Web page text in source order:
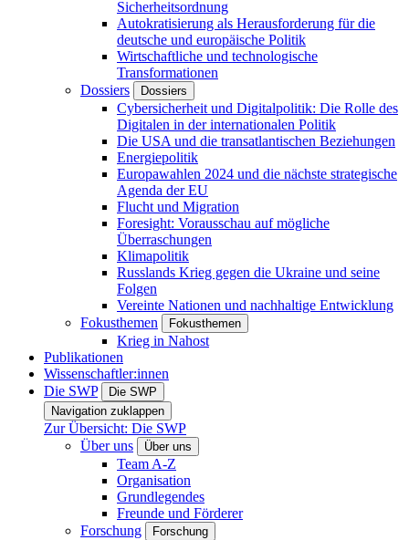
Sicherheitsordnung
Autokratisierung als Herausforderung für die
deutsche und europäische Politik
Wirtschaftliche und technologische
Transformationen
Dossiers
Dossiers
Cybersicherheit und Digitalpolitik: Die Rolle des
Digitalen in der internationalen Politik
Die USA und die transatlantischen Beziehungen
Energiepolitik
Europawahlen 2024 und die nächste strategische
Agenda der EU
Flucht und Migration
Foresight: Vorausschau auf mögliche
Überraschungen
Klimapolitik
Russlands Krieg gegen die Ukraine und seine
Folgen
Vereinte Nationen und nachhaltige Entwicklung
Fokusthemen
Fokusthemen
Krieg in Nahost
Publikationen
Wissenschaftler:innen
Die SWP
Die SWP
Navigation zuklappen
Zur Übersicht: Die SWP
Über uns
Über uns
Team A-Z
Organisation
Grundlegendes
Freunde und Förderer
Forschung
Forschung